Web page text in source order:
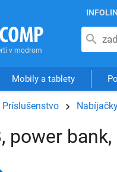
Mobily a tablety
Príslušenstvo
power